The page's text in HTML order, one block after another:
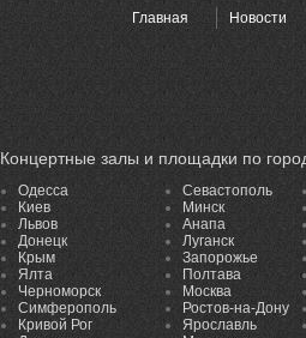
Главная Новости
Концертные залы и площадки по
Одесса
Киев
Львов
Донецк
Крым
Ялта
Черноморск
Симферополь
Кривой Рог
Севастополь
Минск
Анапа
Луганск
Запорожье
Полтава
Москва
Ростов-на-Дону
Ярославль